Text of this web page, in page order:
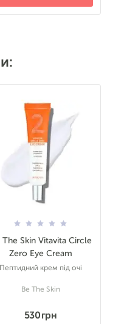
The Skin Vitavita Circle
Zero Eye Cream
Пептидний крем під очі
Be The Skin
530 грн